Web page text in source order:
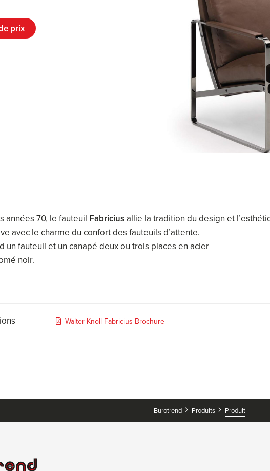
prix
années 70, le fauteuil Fabriciusallie la tradition du design et
avec le charme du confort des fauteuils d’attente.
un fauteuil et un canapé deux ou trois places en acier
noir.
Walter Knoll Fabricius Brochure
Burotrend Produits Produit